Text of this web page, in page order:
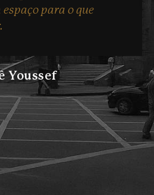
Youssef
para o que